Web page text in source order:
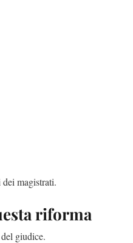
magistrati.
riforma
giudice.